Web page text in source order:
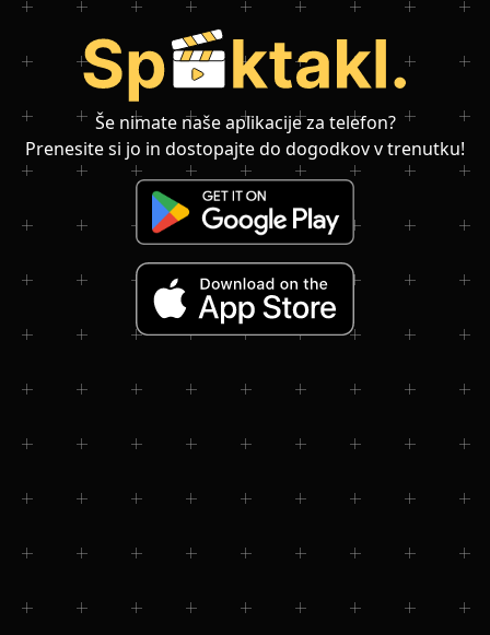
Še nimate naše aplikacije za telefon?
Prenesite si jo in dostopajte do dogodkov v trenutku!